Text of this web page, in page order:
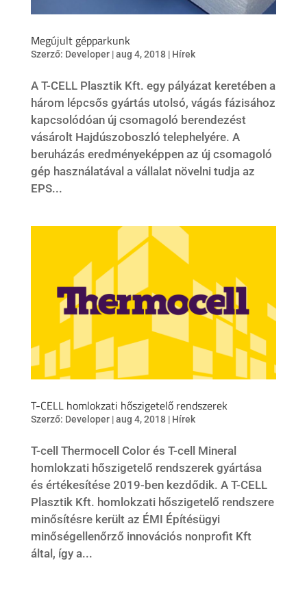
Megújult gépparkunk
Szerző: Developer|aug 4, 2018| Hírek
A T-CELL Plasztik Kft. egy pályázat keretében a
három lépcsős gyártás utolsó, vágás fázisához
kapcsolódóan új csomagoló berendezést
vásárolt Hajdúszoboszló telephelyére. A
beruházás eredményeképpen az új csomagoló
gép használatával a vállalat növelni tudja az
EPS...
T-CELL homlokzati hőszigetelő rendszerek
Szerző: Developer|aug 4, 2018| Hírek
T-cell Thermocell Color és T-cell Mineral
homlokzati hőszigetelő rendszerek gyártása
és értékesítése 2019-ben kezdődik. A T-CELL
Plasztik Kft. homlokzati hőszigetelő rendszere
minősítésre került az ÉMI Építésügyi
minőségellenőrző innovációs nonprofit Kft
által, így a...